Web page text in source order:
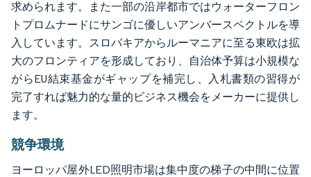
求められます。また一部の沿岸都市ではウォーターフロン
トプロムナードにサンゴに優しいアンバースペクトルを導
入しています。スロバキアからルーマニアに至る東欧は拡
大のフロンティアを形成しており、自治体予算は小規模な
がらEU結束基金がギャップを補完し、入札書類の習得が
完了すれば魅力的な量的ビジネス機会をメーカーに提供し
ます。
競争環境
ヨーロッパ屋外LED照明市場は集中度の梯子の中間に位置